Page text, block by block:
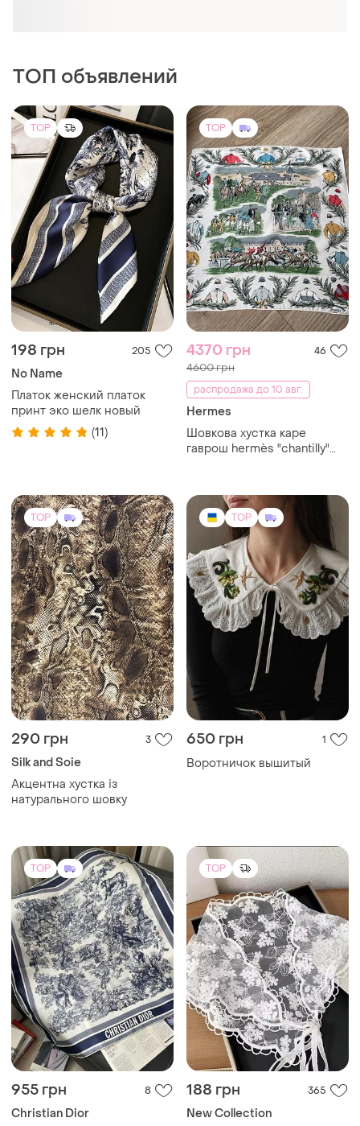
ТОП объявлений
TOP
198 грн 205
No Name
Платок женский платок
принт эко шелк новый
(11)
TOP
4370 грн 46
4600 грн
распродажа до 10 авг.
Hermes
Шовкова хустка каре
гаврош hermès "chantilly"
TOP
290 грн 3
Silk and Soie
Акцентна хустка із
натурального шовку
TOP
650 грн 1
Воротничок вышитый
TOP
955 грн 8
Christian Dior
TOP
188 грн 365
New Collection